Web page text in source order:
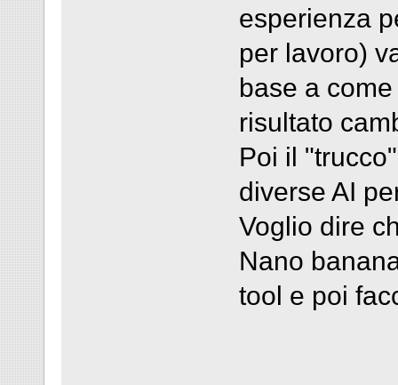
esperienza
per lavoro)
base a
risultato
Poi il
diverse AI
Voglio dire
Nano
tool e poi